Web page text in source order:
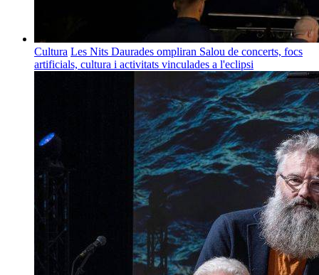
Cultura Les Nits Daurades ompliran Salou de concerts, focs
artificials, cultura i activitats vinculades a l'eclipsi